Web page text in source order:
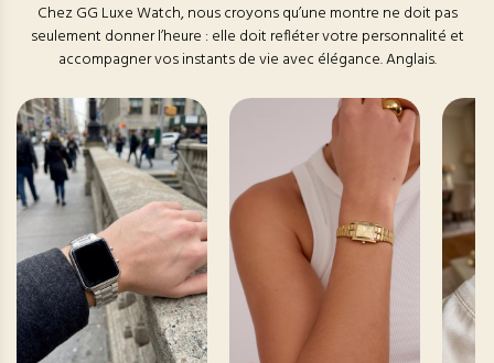
Chez GG Luxe Watch, nous croyons qu’une montre ne doit pas
seulement donner l’heure : elle doit refléter votre personnalité et
accompagner vos instants de vie avec élégance. Anglais.